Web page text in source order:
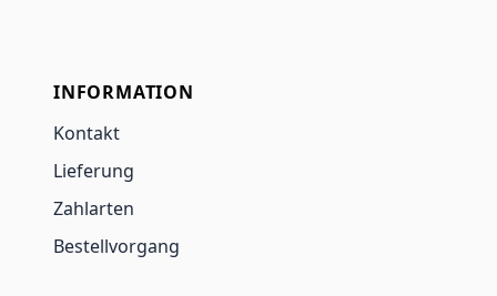
INFORMATION
Kontakt
Lieferung
Zahlarten
Bestellvorgang